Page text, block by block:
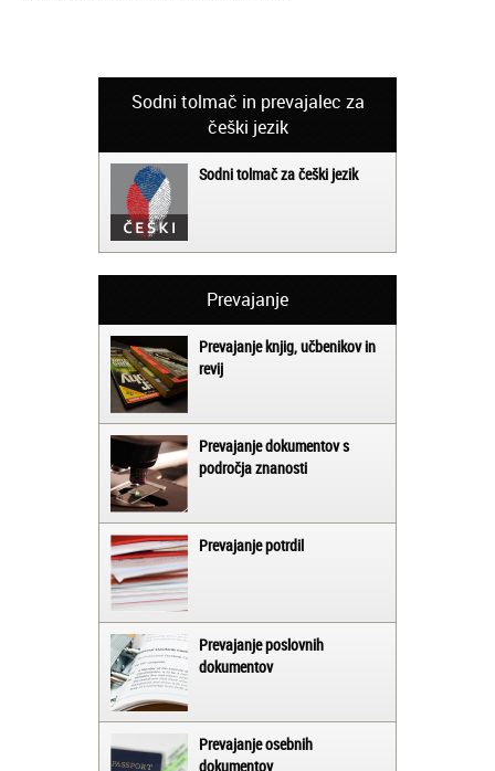
Sodni tolmač in prevajalec za
češki jezik
Sodni tolmač za češki jezik
Prevajanje
Prevajanje knjig, učbenikov in
revij
Prevajanje dokumentov s
področja znanosti
Prevajanje potrdil
Prevajanje poslovnih
dokumentov
Prevajanje osebnih
dokumentov